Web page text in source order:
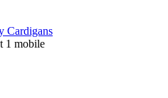
Cardigans